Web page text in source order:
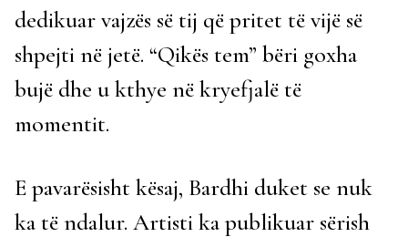
dedikuar vajzës së tij që pritet të vijë së
shpejti në jetë. “Qikës tem” bëri goxha
bujë dhe u kthye në kryefjalë të
momentit.
E pavarësisht kësaj, Bardhi duket se nuk
ka të ndalur. Artisti ka publikuar sërish